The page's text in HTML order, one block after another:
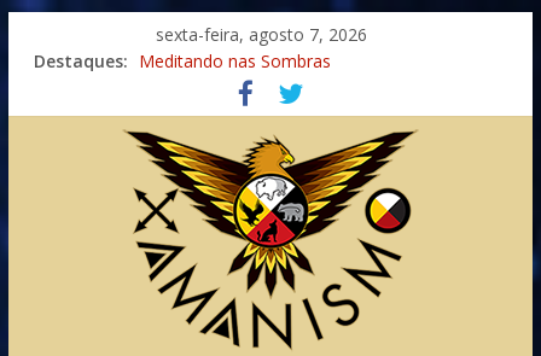
sexta-feira, agosto 7, 2026
Destaques: Meditando nas Sombras
Autosuficiência: A Jornada do Espírito Ancestral
Xamanismo Universal
Totens – Caminho Espiritual – Crescimento
Imaginação na Cura